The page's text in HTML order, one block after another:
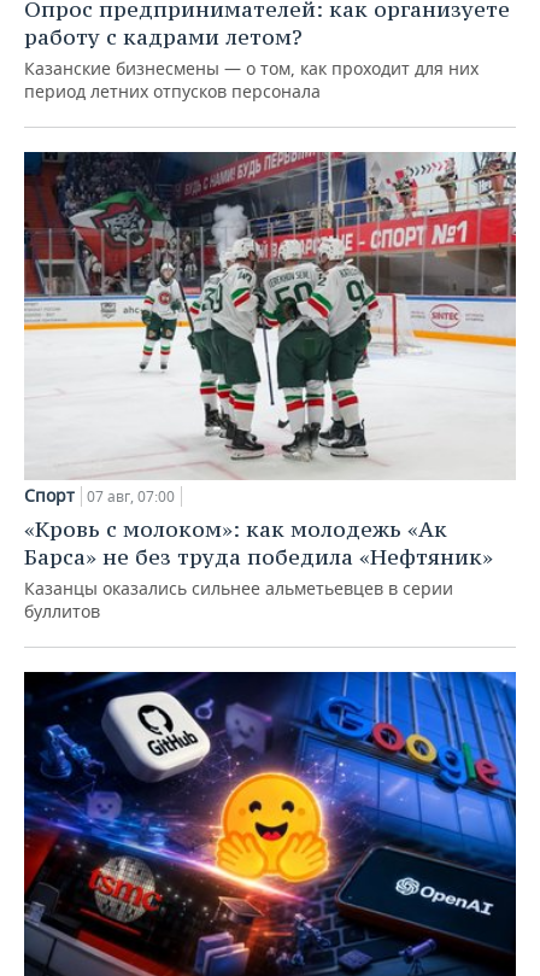
Опрос предпринимателей: как организуете
работу с кадрами летом?
Казанские бизнесмены — о том, как проходит для них
период летних отпусков персонала
Спорт 07 авг, 07:00
«Кровь с молоком»: как молодежь «Ак
Барса» не без труда победила «Нефтяник»
Казанцы оказались сильнее альметьевцев в серии
буллитов